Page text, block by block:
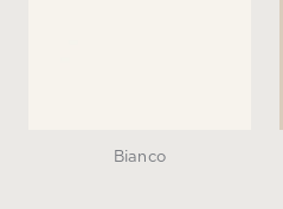
Bianco